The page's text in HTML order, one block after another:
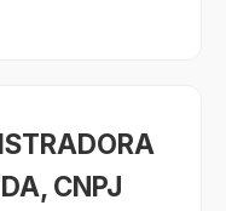
CNPJ